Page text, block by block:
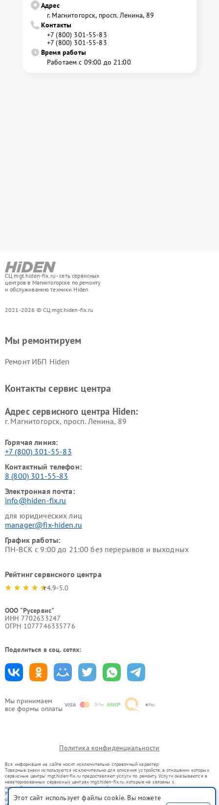
Адрес
г. Магнитогорск, просп. Ленина, 89
Контакты
+7 (800) 301-55-83
+7 (800) 301-55-83
Время работы
Работаем с 09:00 до 21:00
СЦ mgt.hiden-fix.ru - сеть сервисных
центров в Магнитогорске по ремонту
и обслуживанию техники Hiden
2021-2026 © СЦ mgt.hiden-fix.ru
Мы принимаем
все формы оплаты
Мы ремонтируем
Ремонт ИБП Hiden
Контакты сервис центра
Адрес сервисного центра Hiden:
г. Магнитогорск, просп. Ленина, 89
Горячая линия:
+7 (800) 301-55-83
Контактный телефон:
8 (800) 301-55-83
Электронная почта:
info@hiden-fix.ru
для юридических лиц
manager@fix-hiden.ru
График работы:
ПН-ВСК с 9:00 до 21:00 без перерывов и выходных
Рейтинг сервисного центра
4.9-5.0
ООО "Русервис"
ИНН 7702633247
ОГРН 1077746335776
Поделиться в соц. сетях:
Политика конфиденциальности
Вся информация на сайте носит исключительно справочный характер.
Товарные знаки используются исключительно для описания устройств, в отношении которых
сервисные центры mgt.hiden-fix.ru предоставляют услуги по ремонту. Услуги оказываются в
неавторизованных сервисных центрах mgt.hiden-fix.ru, которые не связаны с
правообладателями товарных знаков или их официальными представителями.
Ремонт осуществляется для устройств, уже введенных в гражданский оборот в соответствии
со статьей 1487 ГК РФ.
Этот сайт использует файлы cookie. Вы можете